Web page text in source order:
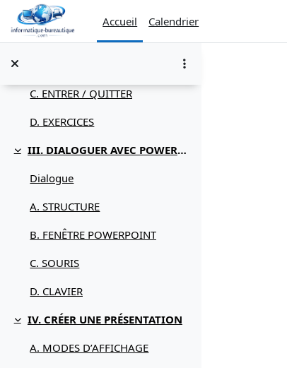
Passer au contenu principal
Accueil
Calendrier
Utilisation
A. CONFIGURATION
C. ENTRER / QUITTER
D. EXERCICES
Replier
III. DIALOGUER AVEC POWERPOINT
Dialogue
A. STRUCTURE
B. FENÊTRE POWERPOINT
C. SOURIS
D. CLAVIER
Replier
IV. CRÉER UNE PRÉSENTATION
A. MODES D’AFFICHAGE